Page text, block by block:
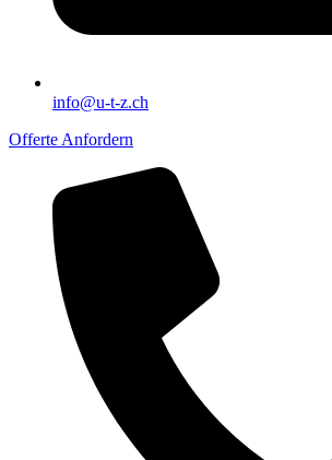
info@u-t-z.ch
Offerte Anfordern